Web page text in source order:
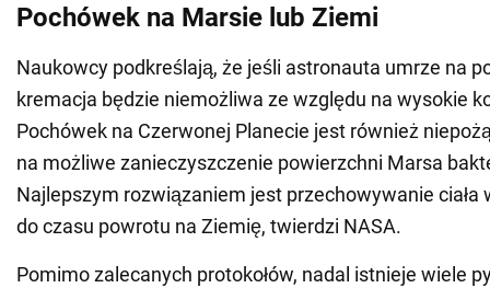
Pochówek na Marsie lub Ziemi
Naukowcy podkreślają, że jeśli astronauta umrze na
kremacja będzie niemożliwa ze względu na wysokie
Pochówek na Czerwonej Planecie jest również
na możliwe zanieczyszczenie powierzchni Marsa
Najlepszym rozwiązaniem jest przechowywanie ciała
do czasu powrotu na Ziemię, twierdzi NASA.
Pomimo zalecanych protokołów, nadal istnieje wiele